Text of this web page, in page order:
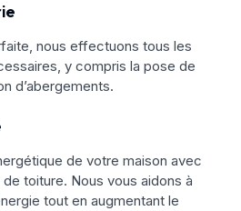
nous effectuons tous les
y compris la pose de
d’abergements.
de votre maison avec
toiture. Nous vous aidons à
tout en augmentant le